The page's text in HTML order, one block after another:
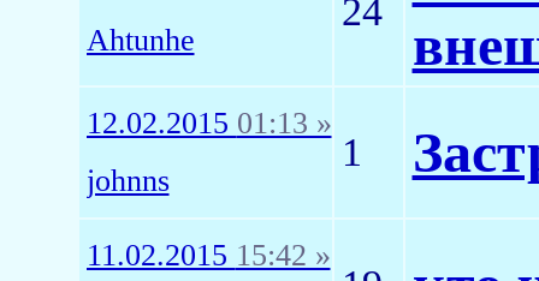
Ahtunhe
24
12.02.2015 01:13 »
johnns
1
11.02.2015 15:42 »